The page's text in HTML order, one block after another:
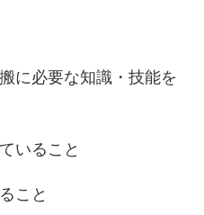
に必要な知識・技能を
いること
こと